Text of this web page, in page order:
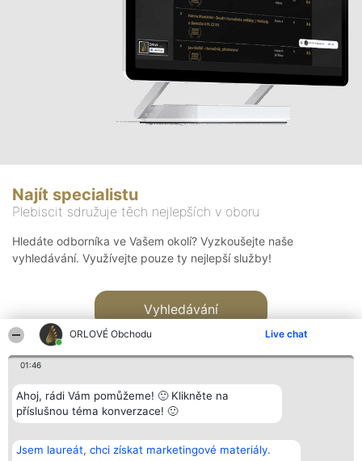
ORLOVÉ Obchodu Live chat
01:46
Ahoj, rádi Vám pomůžeme! 🙂 Klikněte na
příslušnou téma konverzace! 🙂
Jsem laureát, chci získat marketingové materiály.
Najít specialistu
Plebiscit sdružuje těch nejlepších v oboru
Hledáte odborníka ve Vašem okolí? Vyzkoušejte naše
vyhledávání. Využívejte pouze ty nejlepší služby!
Vyhledávání
Bright Side Solutions sp. z o.
o. sp. k.
Vítězové
Seznam všech
Kontakt